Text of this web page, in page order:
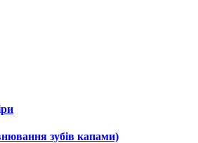
зубів капами)